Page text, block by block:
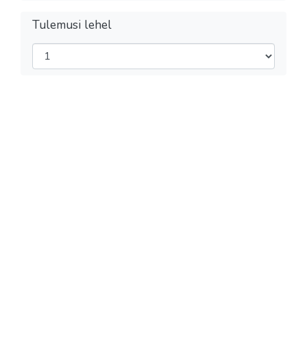
Tulemusi lehel